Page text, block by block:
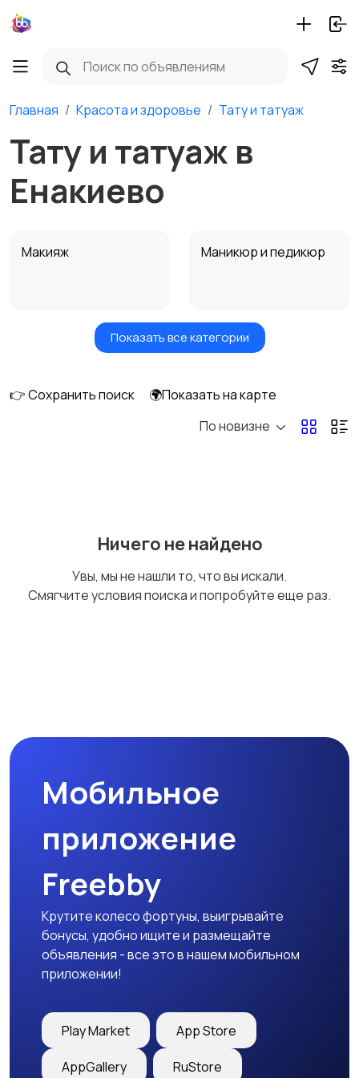
Главная Красота и здоровье Тату и татуаж
Тату и татуаж в
Енакиево
Макияж Маникюр и педикюр
Товары для здоровья Парфюмерия
Уход за кожей
Показать все категории
👉 Сохранить поиск
🌍Показать на карте
По новизне
Ничего не найдено
Увы, мы не нашли то, что вы искали.
Смягчите условия поиска и попробуйте еще раз.
Мобильное
приложение
Freebby
Крутите колесо фортуны, выигрывайте
бонусы, удобно ищите и размещайте
объявления - все это в нашем мобильном
приложении!
Play Market App Store
AppGallery RuStore